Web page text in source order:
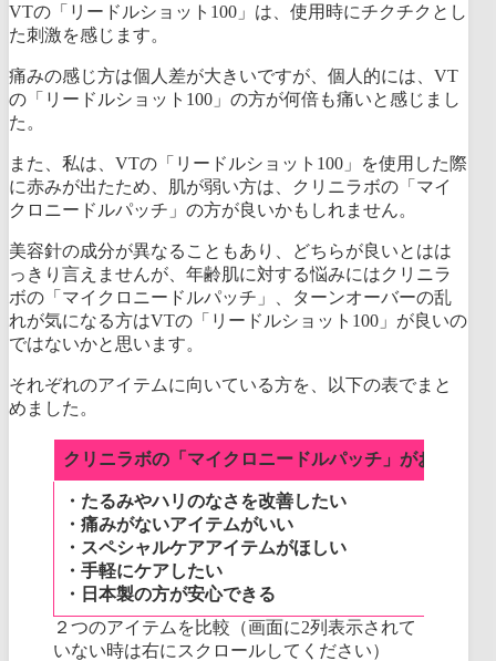
VTの「リードルショット100」は、使用時にチクチクとし
た刺激を感じます。
痛みの感じ方は個人差が大きいですが、個人的には、VT
の「リードルショット100」の方が何倍も痛いと感じまし
た。
また、私は、VTの「リードルショット100」を使用した際
に赤みが出たため、肌が弱い方は、クリニラボの「マイ
クロニードルパッチ」の方が良いかもしれません。
美容針の成分が異なることもあり、どちらが良いとはは
っきり言えませんが、 年齢肌に対する悩みにはクリニラ
ボの「マイクロニードルパッチ」、ターンオーバーの乱
れが気になる方はVTの「リードルショット100」が良いの
ではないかと思います。
それぞれのアイテムに向いている方を、以下の表でまと
めました。
クリニラボの「マイクロニードルパッチ」がおすすめ
・たるみやハリのなさを改善したい
・痛みがないアイテムがいい
・スペシャルケアアイテムがほしい
・手軽にケアしたい
・日本製の方が安心できる
２つのアイテムを比較（画面に2列表示されて
いない時は右にスクロールしてください）